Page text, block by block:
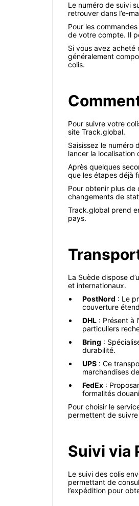
Le numéro de suivi
retrouver dans l’e-
Pour les
de votre compte. Il
Si vous avez acheté
généralement
colis.
Pour suivre votre
site Track.global.
Saisissez le numéro
lancer la localisation
Après quelques
que les étapes déjà
Pour obtenir plus de
changements de
Track.global prend
pays.
La Suède dispose
et internationaux.
PostNord : Le
couverture
DHL : Présent à
particuliers
Bring :
durabilité.
UPS : Ce
marchandises
FedEx :
formalités
Pour choisir le
permettent de
Suivi via
Le suivi des colis
permettant de
l’expédition pour